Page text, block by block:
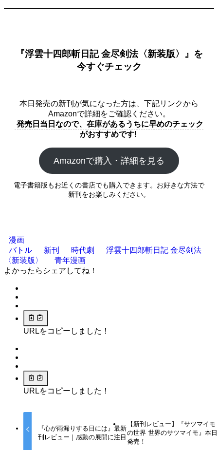
『浮雲十四郎斬日記 金尽剣法〈新装版〉』を
今すぐチェック
本日発売の新刊が気になった方は、下記リンクから
Amazonで詳細をご確認ください。
発売日当日なので、在庫があるうちに早めのチェック
がおすすめです!
Amazonで購入・詳細を見る
電子書籍版もお近くの書店でも購入できます。お好きな方法で
新刊をお楽しみください。
漫画
バトル
新刊 時代劇
浮雲十四郎斬日記 金尽剣法
〈新装版〉
青年漫画
よかったらシェアしてね！
URLをコピーしました！
URLをコピーしました！
『心が雨漏りする日には』最新
刊レビュー｜感動の展開に注目
【新刊レビュー】『サツマイモ
の世界 世界のサツマイモ』本日
発売！